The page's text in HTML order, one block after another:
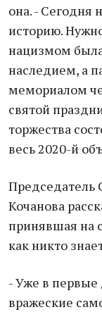
она. - Сегодня
историю.
нацизмом
наследием, а
мемориалом
святой
торжества
весь 2020-й
Председатель
Кочанова
принявшая на
как никто
- Уже в
вражеские